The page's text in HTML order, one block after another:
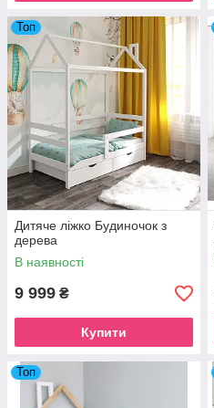
Топ
Дитяче ліжко Будиночок з
дерева
В наявності
9 999 ₴
Купити
Топ